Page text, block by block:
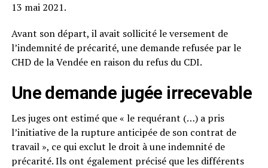
13 mai 2021.
Avant son départ, il avait sollicité le versement de
l’indemnité de précarité, une demande refusée par le
CHD de la Vendée en raison du refus du CDI.
Une demande jugée irrecevable
Les juges ont estimé que « le requérant (…) a pris
l’initiative de la rupture anticipée de son contrat de
travail », ce qui exclut le droit à une indemnité de
précarité. Ils ont également précisé que les différents